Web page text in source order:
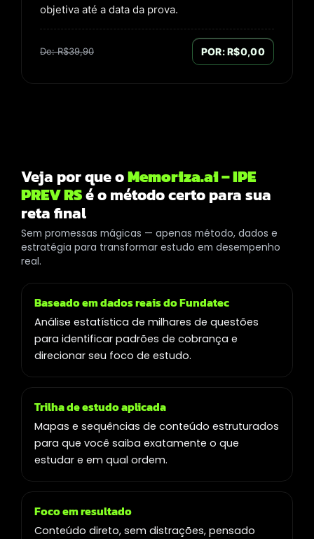
objetiva até a data da prova.
De: R$39,90 POR: R$0,00
Veja por que oMemoriza.ai – IPE
PREV RSé o método certo para sua
reta final
Sem promessas mágicas — apenas método, dados e
estratégia para transformar estudo em desempenho
real.
Baseado em dados reais do Fundatec
Análise estatística de milhares de questões
para identificar padrões de cobrança e
direcionar seu foco de estudo.
Trilha de estudo aplicada
Mapas e sequências de conteúdo estruturados
para que você saiba exatamente o que
estudar e em qual ordem.
Foco em resultado
Conteúdo direto, sem distrações, pensado